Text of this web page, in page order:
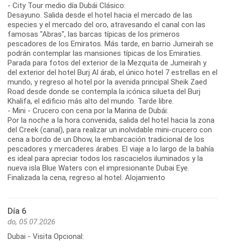
- City Tour medio día Dubái Clásico:
Desayuno. Salida desde el hotel hacia el mercado de las
especies y el mercado del oro, atravesando el canal con las
famosas "Abras", las barcas típicas de los primeros
pescadores de los Emiratos. Más tarde, en barrio Jumeirah se
podrán contemplar las mansiones típicas de los Emiraties.
Parada para fotos del exterior de la Mezquita de Jumeirah y
del exterior del hotel Burj Al árab, el único hotel 7 estrellas en el
mundo, y regreso al hotel por la avenida principal Sheik Zaed
Road desde donde se contempla la icónica silueta del Burj
Khalifa, el edificio más alto del mundo. Tarde libre.
- Mini - Crucero con cena por la Marina de Dubái:
Por la noche a la hora convenida, salida del hotel hacia la zona
del Creek (canal), para realizar un inolvidable mini-crucero con
cena a bordo de un Dhow, la embarcación tradicional de los
pescadores y mercaderes árabes. El viaje a lo largo de la bahía
es ideal para apreciar todos los rascacielos iluminados y la
nueva isla Blue Waters con el impresionante Dubai Eye.
Finalizada la cena, regreso al hotel. Alojamiento
Día 6
do, 05.07.2026
Dubai - Visita Opcional: